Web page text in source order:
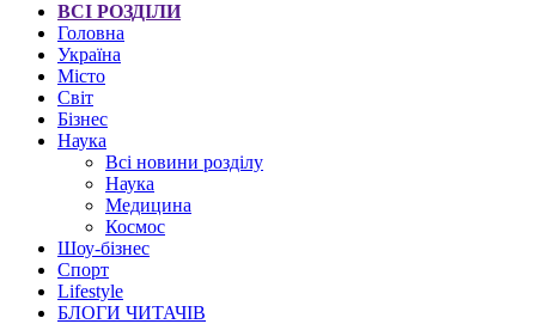
ВСІ РОЗДІЛИ
Головна
Україна
Місто
Світ
Бізнес
Наука
Всі новини розділу
Наука
Медицина
Космос
Шоу-бізнес
Спорт
Lifestyle
БЛОГИ ЧИТАЧІВ